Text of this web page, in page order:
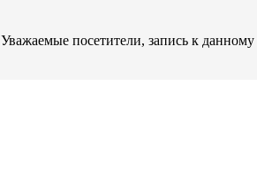
Уважаемые посетители, запись к данному